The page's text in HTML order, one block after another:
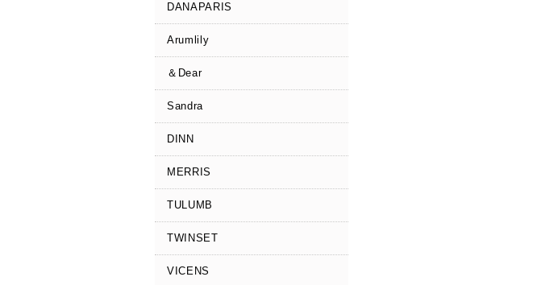
DANAPARIS
Arumlily
＆Dear
Sandra
DINN
MERRIS
TULUMB
TWINSET
VICENS